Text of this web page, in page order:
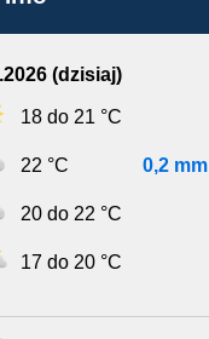
(dzisiaj)
18 do 21 °C
22 °C 0,2 mm
20 do 22 °C
17 do 20 °C